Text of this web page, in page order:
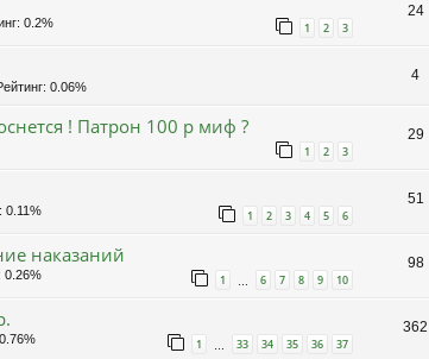
1 2 3
0.2%
24
0.06%
4
! Патрон 100 р миф ?
1 2 3
29
1 2 3 4 5 6
0.11%
51
наказаний
1 … 6 7 8 9 10
0.26%
98
1 … 33 34 35 36 37
362